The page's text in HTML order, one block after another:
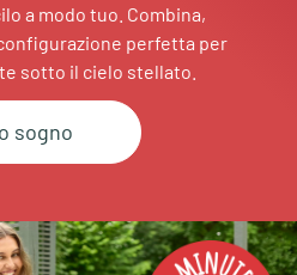
a modo tuo. Combina,
perfetta per
sotto il cielo stellato.
sogno